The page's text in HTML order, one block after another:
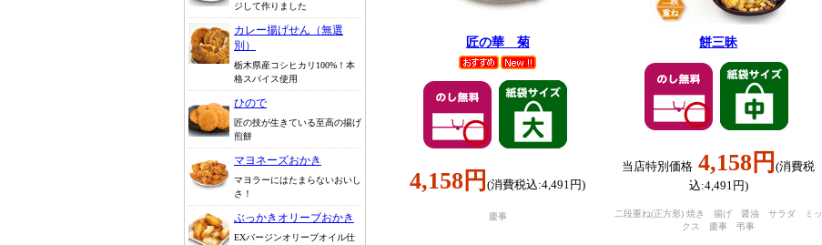
ジして作りました
カレー揚げせん（無選
別）
栃木県産コシヒカリ100%！本
格スパイス使用
ひので
匠の技が生きている至高の揚げ
煎餅
マヨネーズおかき
マヨラーにはたまらないおいし
さ！
ぶっかきオリーブおかき
EXバージンオリーブオイル仕
匠の華 菊
4,158円(消費税込:4,491円)
慶事
餅三昧
当店特別価格 4,158円(消費税
込:4,491円)
二段重ね(正方形) 焼き 揚げ 醤油 サラダ ミッ
クス 慶事 弔事